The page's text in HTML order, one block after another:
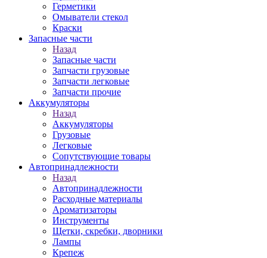
Герметики
Омыватели стекол
Краски
Запасные части
Назад
Запасные части
Запчасти грузовые
Запчасти легковые
Запчасти прочие
Аккумуляторы
Назад
Аккумуляторы
Грузовые
Легковые
Сопутствующие товары
Автопринадлежности
Назад
Автопринадлежности
Расходные материалы
Ароматизаторы
Инструменты
Щетки, скребки, дворники
Лампы
Крепеж